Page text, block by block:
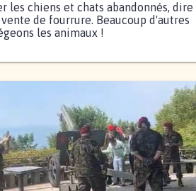
les chiens et chats abandonnés, dire
de fourrure. Beaucoup d'autres
les animaux !